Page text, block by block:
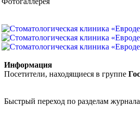
Информация
Посетители, находящиеся в группе
Быстрый переход по разделам